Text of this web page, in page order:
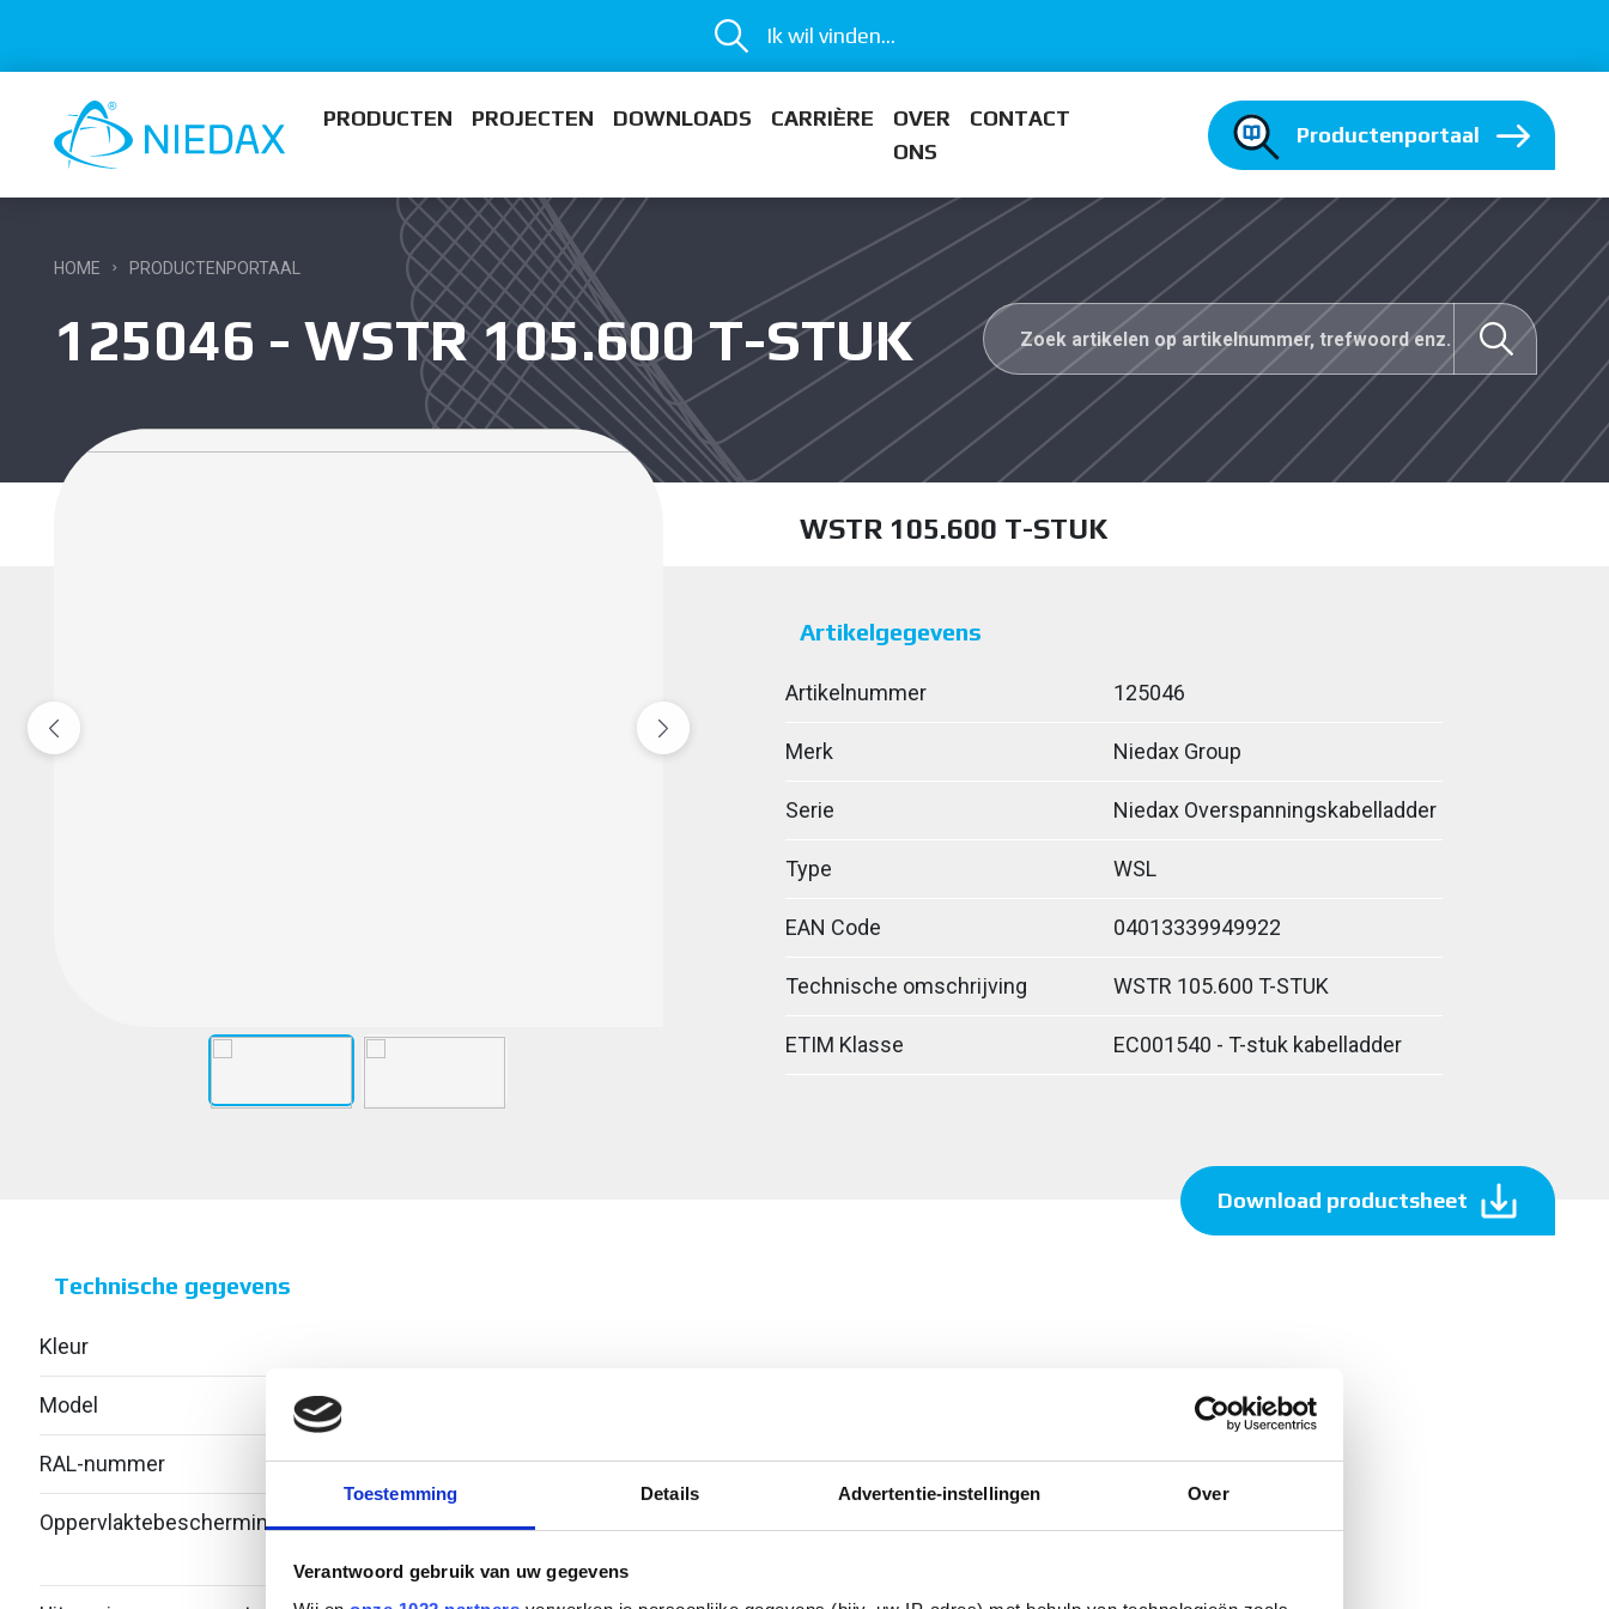
Toestemming Details Advertentie-instellingen Over
Verantwoord gebruik van uw gegevens
Ik wil vinden...
PRODUCTEN PROJECTEN DOWNLOADS CARRIÈRE
OVER
ONS
CONTACT
Productenportaal
HOME PRODUCTENPORTAAL
125046 - WSTR 105.600 T-STUK
WSTR 105.600 T-STUK
Artikelgegevens
Artikelnummer 125046
Merk Niedax Group
Serie Niedax Overspanningskabelladder
Type WSL
EAN Code 04013339949922
Technische omschrijving WSTR 105.600 T-STUK
ETIM Klasse EC001540 - T-stuk kabelladder
Download productsheet
Technische gegevens
Kleur
Model
RAL-nummer -
Oppervlaktebescherming
Bandverzinkt (sendzimir